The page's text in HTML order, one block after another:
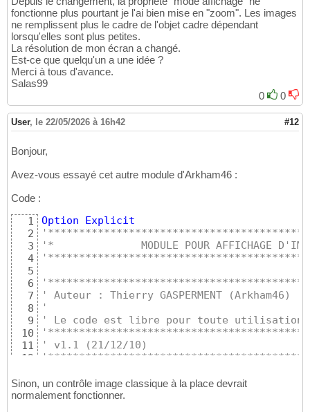
fonctionne plus pourtant je l'ai bien mise en "zoom". Les images
ne remplissent plus le cadre de l'objet cadre dépendant
lorsqu'elles sont plus petites.
La résolution de mon écran a changé.
Est-ce que quelqu'un a une idée ?
Merci à tous d'avance.
Salas99
0
0
User, le 22/05/2026 à 16h42 #12
Bonjour,
Avez-vous essayé cet autre module d'Arkham46 :
Code :
1
2
3
4
5
6
7
8
9
10
11
12
14
15
Option
Explicit
'*              MODULE POUR AFFICHAGE
' Auteur : Thierry GASPERMENT (Arkham46)
'
' Le code est libre pour toute utilisation
' v1.1 (21/12/10)
' http://msdn.microsoft.com/en-us/library/
' http://support.microsoft.com/kb/147727/fr
Sinon, un contrôle image classique à la place devrait
normalement fonctionner.